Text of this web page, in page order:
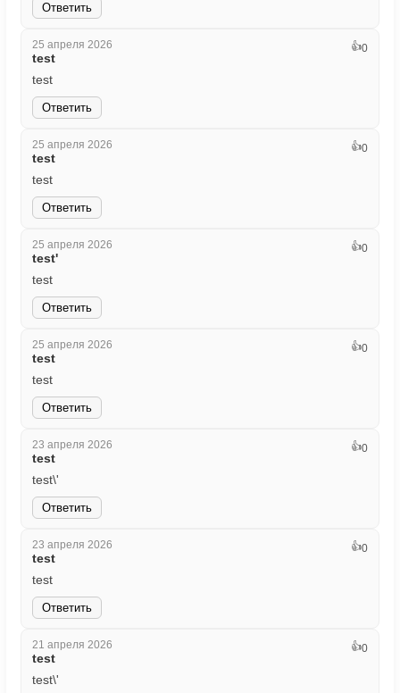
Ответить
25 апреля 2026
test
👍0
test
Ответить
25 апреля 2026
test
👍0
test
Ответить
25 апреля 2026
test'
👍0
test
Ответить
25 апреля 2026
test
👍0
test
Ответить
23 апреля 2026
test
👍0
test\'
Ответить
23 апреля 2026
test
👍0
test
Ответить
21 апреля 2026
test
👍0
test\'